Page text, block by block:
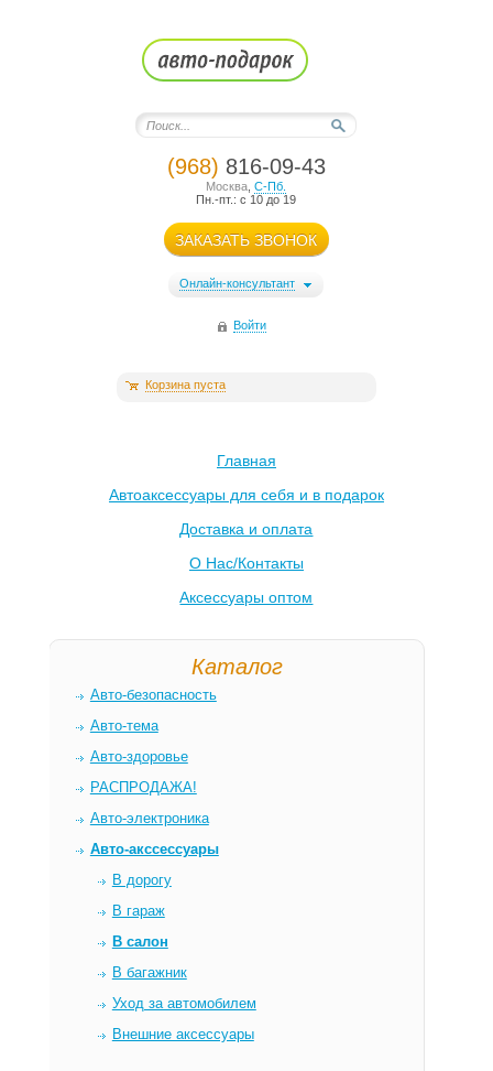
(968) 816-09-43
Москва ,С-Пб.
Пн.-пт.: с 10 до 19
ЗАКАЗАТЬ ЗВОНОК
Онлайн-консультант
Войти
Корзина пуста
Главная
Автоаксессуары для себя и в подарок
Доставка и оплата
О Нас/Контакты
Аксессуары оптом
Каталог
Авто-безопасность
Авто-тема
Авто-здоровье
РАСПРОДАЖА!
Авто-электроника
Авто-акссессуары
В дорогу
В гараж
В салон
В багажник
Уход за автомобилем
Внешние аксессуары